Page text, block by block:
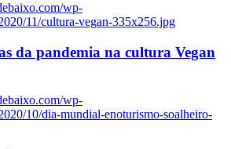
wp-
11/cultura-vegan-335x256.jpg
da pandemia na cultura Vegan
wp-
10/dia-mundial-enoturismo-soalheiro-